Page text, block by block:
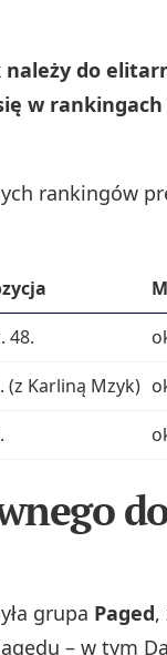
do
w rankingach
rankingów
48.
(z Karliną Mzyk)
grupa Paged,
– w tym